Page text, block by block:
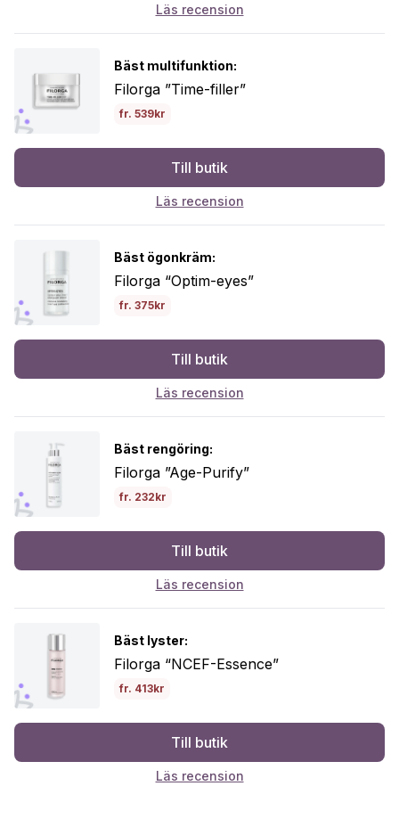
Läs recension
Bäst multifunktion:
Filorga ”Time-filler”
fr. 539kr
Till butik
Läs recension
Bäst ögonkräm:
Filorga “Optim-eyes”
fr. 375kr
Till butik
Läs recension
Bäst rengöring:
Filorga ”Age-Purify”
fr. 232kr
Till butik
Läs recension
Bäst lyster:
Filorga “NCEF-Essence”
fr. 413kr
Till butik
Läs recension